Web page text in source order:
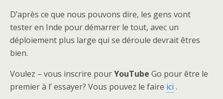
D’après ce que nous pouvons dire, les gens vont
tester en Inde pour démarrer le tout, avec un
déploiement plus large qui se déroule devrait êtres
bien.
Voulez – vous inscrire pourYouTube Go pour être le
premier à l’ essayer? Vous pouvez le faire ici .